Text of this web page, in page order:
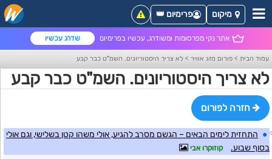
אתר נקי מפרסומות ומשודרג, עכשיו בפרימיום שדרג עכשיו
מיקום פרימיום 👑
עמוד הבית > פורום מזג אוויר > לא צריך היסטוריונים. השמ"ט כבר קבע
לא צריך היסטוריונים. השמ"ט כבר קבע
חזרה לפורום
● התחזית לימים הבאים – הגשם מסרב להגיע, אולי משהו קטן בשלישי, וגם אולי
בסוף שבוע.
קוזוקרו אבי